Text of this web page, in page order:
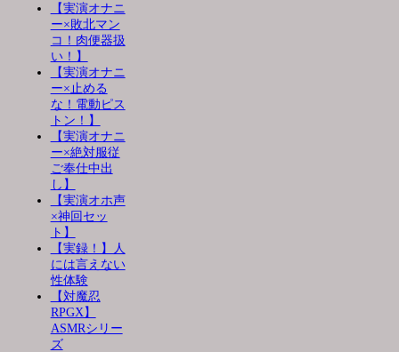
【実演オナニ
ー×敗北マン
コ！肉便器扱
い！】
【実演オナニ
ー×止める
な！電動ピス
トン！】
【実演オナニ
ー×絶対服従
ご奉仕中出
し】
【実演オホ声
×神回セッ
ト】
【実録！】人
には言えない
性体験
【対魔忍
RPGX】
ASMRシリー
ズ